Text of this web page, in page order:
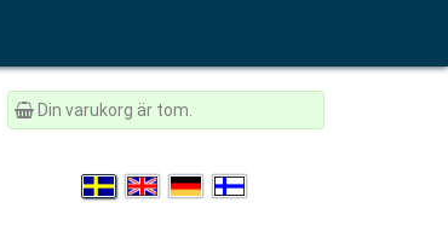
Din varukorg är tom.